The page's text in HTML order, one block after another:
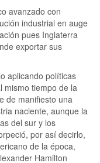
avanzado con
industrial en auge
pues Inglaterra
exportar sus
aplicando políticas
mismo tiempo de la
de manifiesto una
naciente, aunque la
del sur y los
por así decirlo,
de la época,
Hamilton